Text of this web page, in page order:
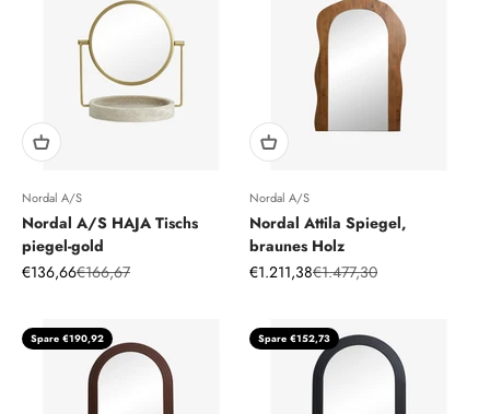
Nordal A/S
Nordal A/S HAJA Tischs
piegel-gold
Angebot
€136,66Regulärer Preis
€166,67
Nordal A/S
Nordal Attila Spiegel,
braunes Holz
Angebot
€1.211,38Regulärer Preis
€1.477,30
Spare €190,92 Spare €152,73